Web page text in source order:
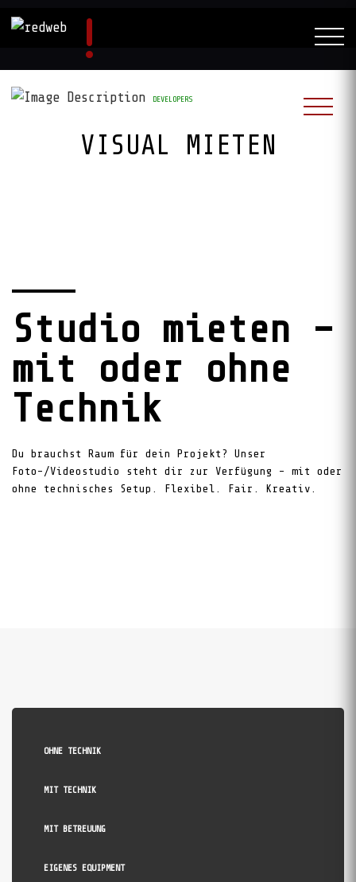
DEVELOPERS
VISUAL MIETEN
Studio mieten –
mit oder ohne
Technik
Du brauchst Raum für dein Projekt? Unser
Foto-/Videostudio steht dir zur Verfügung – mit oder
ohne technisches Setup. Flexibel. Fair. Kreativ.
OHNE TECHNIK
MIT TECHNIK
MIT BETREUUNG
EIGENES EQUIPMENT